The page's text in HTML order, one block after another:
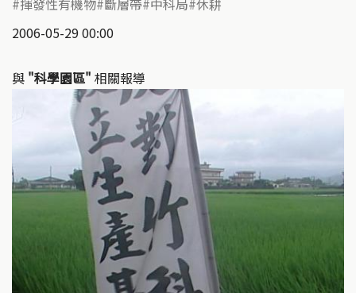
揮發性有機物 斷層帶 中科局 休耕
2006-05-29 00:00
與 "科學園區" 相關報導